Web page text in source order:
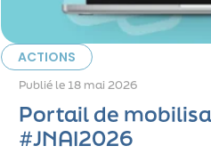
ACTIONS
Publié le 18 mai 2026
Portail de
#JNAI2026